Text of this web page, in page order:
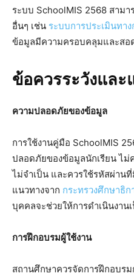
ระบบ SchoolMIS 2568 สาม
อื่นๆ เช่น ระบบการประเมินทา
ข้อมูลมีความครอบคลุมและสอ
ข้อควรระวังแล
ความปลอดภัยของข้อมูล
การใช้งานคู่มือ SchoolMIS
ปลอดภัยของข้อมูลนักเรียน ไม่
ไม่จำเป็น และควรใช้รหัสผ่าน
แนวทางจาก กระทรวงศึกษาธิก
บุคคลจะช่วยให้การดำเนินงาน
การฝึกอบรมผู้ใช้งาน
สถานศึกษาควรจัดการฝึกอบร